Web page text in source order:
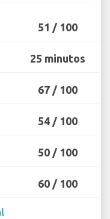
51 / 100
25 minutos
67 / 100
54 / 100
50 / 100
60 / 100